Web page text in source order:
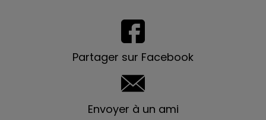
Partager sur Facebook
Envoyer à un ami